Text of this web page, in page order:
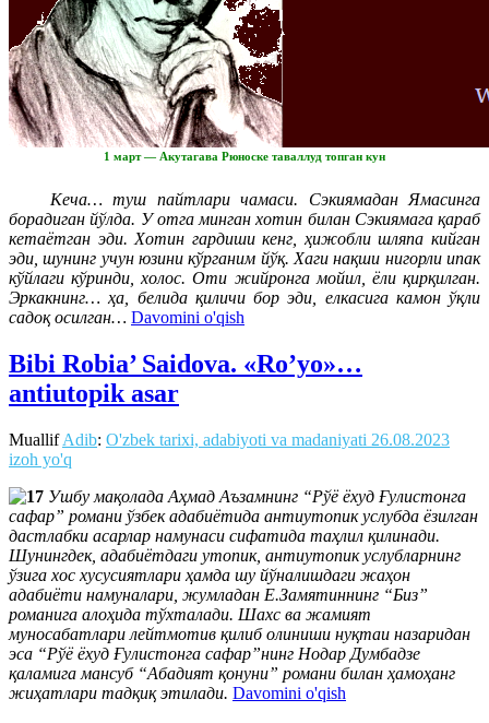
1 март — Акутагава Рюноске таваллуд топган кун
Кеча… туш пайтлари чамаси. Сэкиямадан Ямасинга
борадиган йўлда. У отга минган хотин билан Сэкиямага қараб
кетаётган эди. Хотин гардиши кенг, ҳижобли шляпа кийган
эди, шунинг учун юзини кўрганим йўқ. Хаги нақши нигорли ипак
кўйлаги кўринди, холос. Оти жийронга мойил, ёли қирқилган.
Эркакнинг… ҳа, белида қиличи бор эди, елкасига камон ўқли
садоқ осилган… Davomini o'qish
Bibi Robia’ Saidova. «Ro’yo»…
antiutopik asar
MuallifAdib: O'zbek tarixi, adabiyoti va madaniyati 26.08.2023
izoh yo'q
Ушбу мақолада Аҳмад Аъзамнинг “Рўё ёхуд Ғулистонга
сафар” романи ўзбек адабиётида антиутопик услубда ёзилган
дастлабки асарлар намунаси сифатида таҳлил қилинади.
Шунингдек, адабиётдаги утопик, антиутопик услубларнинг
ўзига хос хусусиятлари ҳамда шу йўналишдаги жаҳон
адабиёти намуналари, жумладан Е.Замятиннинг “Биз”
романига алоҳида тўхталади. Шахс ва жамият
муносабатлари лейтмотив қилиб олиниши нуқтаи назаридан
эса “Рўё ёхуд Ғулистонга сафар”нинг Нодар Думбадзе
қаламига мансуб “Абадият қонуни” романи билан ҳамоҳанг
жиҳатлари тадқиқ этилади. Davomini o'qish